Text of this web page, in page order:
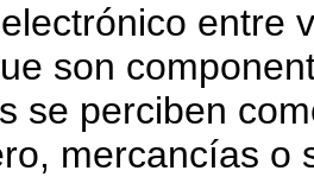
entre
son
se perciben
mercancías o